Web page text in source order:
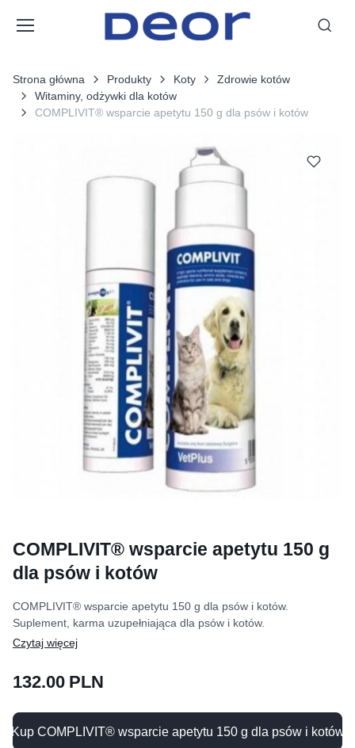
Strona główna Produkty Koty
Zdrowie kotów
Witaminy, odżywki dla kotów
COMPLIVIT® wsparcie apetytu 150 g dla psów i kotów
COMPLIVIT® wsparcie apetytu 150 g
dla psów i kotów
COMPLIVIT® wsparcie apetytu 150 g dla psów i kotów.
Suplement, karma uzupełniająca dla psów i kotów.
132.00 PLN
Kup COMPLIVIT® wsparcie apetytu 150 g dla psów i kotów